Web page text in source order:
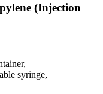
(Injection
syringe,